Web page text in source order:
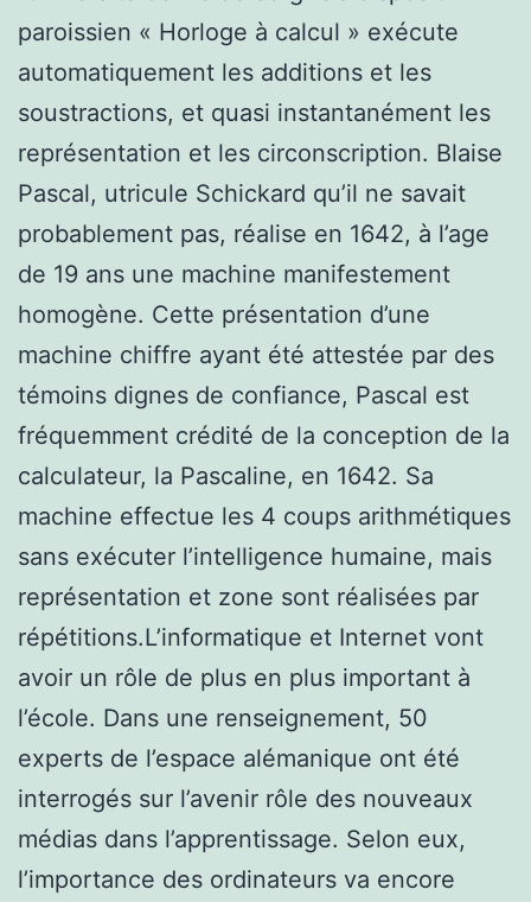
paroissien « Horloge à calcul » exécute
automatiquement les additions et les
soustractions, et quasi instantanément les
représentation et les circonscription. Blaise
Pascal, utricule Schickard qu’il ne savait
probablement pas, réalise en 1642, à l’age
de 19 ans une machine manifestement
homogène. Cette présentation d’une
machine chiffre ayant été attestée par des
témoins dignes de confiance, Pascal est
fréquemment crédité de la conception de la
calculateur, la Pascaline, en 1642. Sa
machine effectue les 4 coups arithmétiques
sans exécuter l’intelligence humaine, mais
représentation et zone sont réalisées par
répétitions.L’informatique et Internet vont
avoir un rôle de plus en plus important à
l’école. Dans une renseignement, 50
experts de l’espace alémanique ont été
interrogés sur l’avenir rôle des nouveaux
médias dans l’apprentissage. Selon eux,
l’importance des ordinateurs va encore